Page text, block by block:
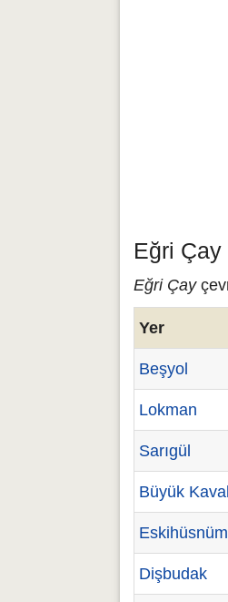
Eğri Çay
Eğri Çay
Yer
Beşyol
Lokman
Sarıgül
Büyük
Dişbudak